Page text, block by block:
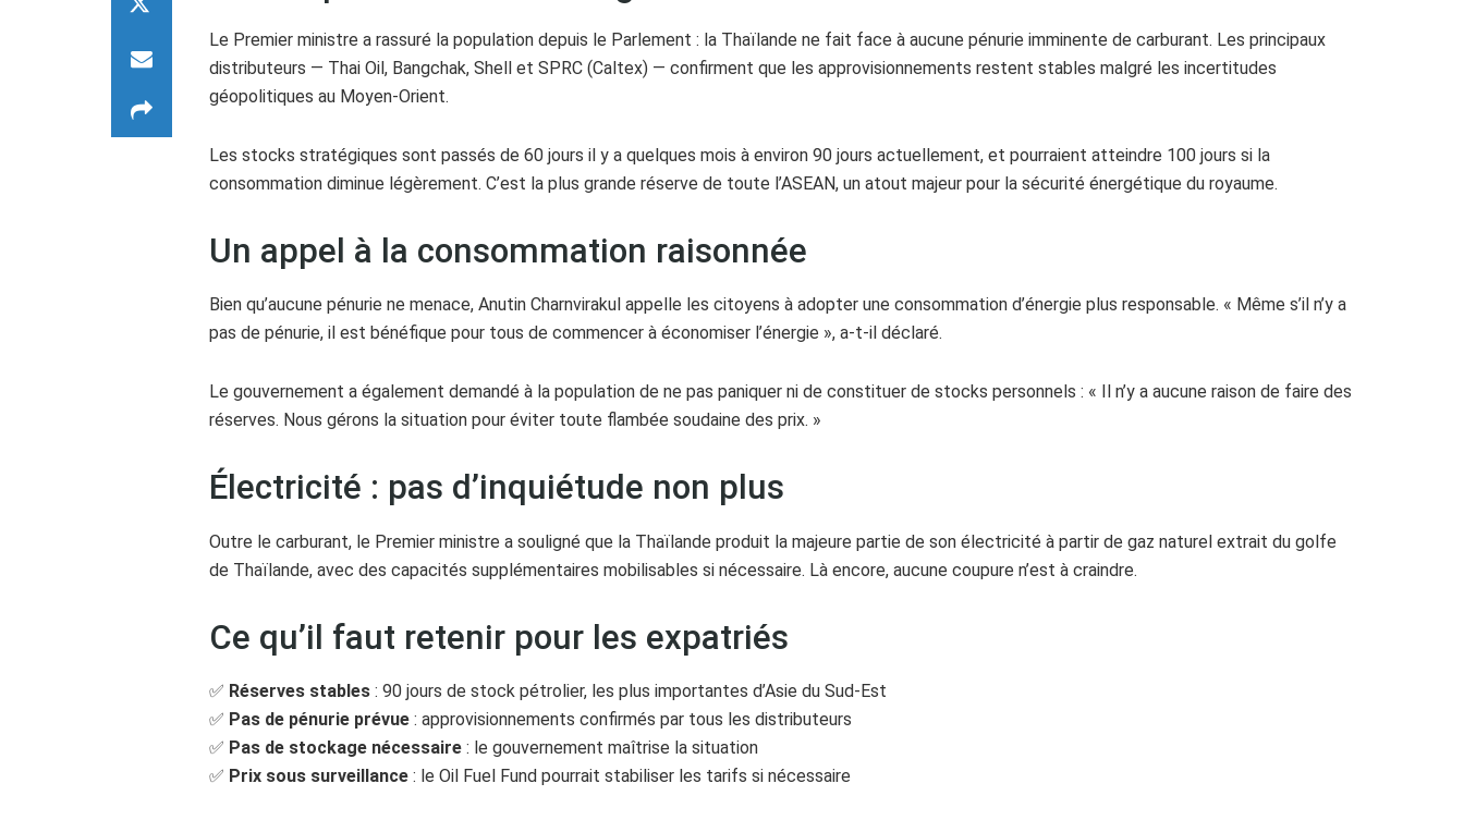
Le Premier ministre a rassuré la population depuis le Parlement : la Thaïlande ne fait face à aucune pénurie imminente de carburant. Les principaux
distributeurs — Thai Oil, Bangchak, Shell et SPRC (Caltex) — confirment que les approvisionnements restent stables malgré les incertitudes
géopolitiques au Moyen-Orient.
Les stocks stratégiques sont passés de 60 jours il y a quelques mois à environ 90 jours actuellement, et pourraient atteindre 100 jours si la
consommation diminue légèrement. C’est la plus grande réserve de toute l’ASEAN, un atout majeur pour la sécurité énergétique du royaume.
Un appel à la consommation raisonnée
Bien qu’aucune pénurie ne menace, Anutin Charnvirakul appelle les citoyens à adopter une consommation d’énergie plus responsable. « Même s’il n’y a
pas de pénurie, il est bénéfique pour tous de commencer à économiser l’énergie », a-t-il déclaré.
Le gouvernement a également demandé à la population de ne pas paniquer ni de constituer de stocks personnels : « Il n’y a aucune raison de faire des
réserves. Nous gérons la situation pour éviter toute flambée soudaine des prix. »
Électricité : pas d’inquiétude non plus
Outre le carburant, le Premier ministre a souligné que la Thaïlande produit la majeure partie de son électricité à partir de gaz naturel extrait du golfe
de Thaïlande, avec des capacités supplémentaires mobilisables si nécessaire. Là encore, aucune coupure n’est à craindre.
Ce qu’il faut retenir pour les expatriés
✅ Réserves stables : 90 jours de stock pétrolier, les plus importantes d’Asie du Sud-Est
✅ Pas de pénurie prévue : approvisionnements confirmés par tous les distributeurs
✅ Pas de stockage nécessaire : le gouvernement maîtrise la situation
✅ Prix sous surveillance : le Oil Fuel Fund pourrait stabiliser les tarifs si nécessaire